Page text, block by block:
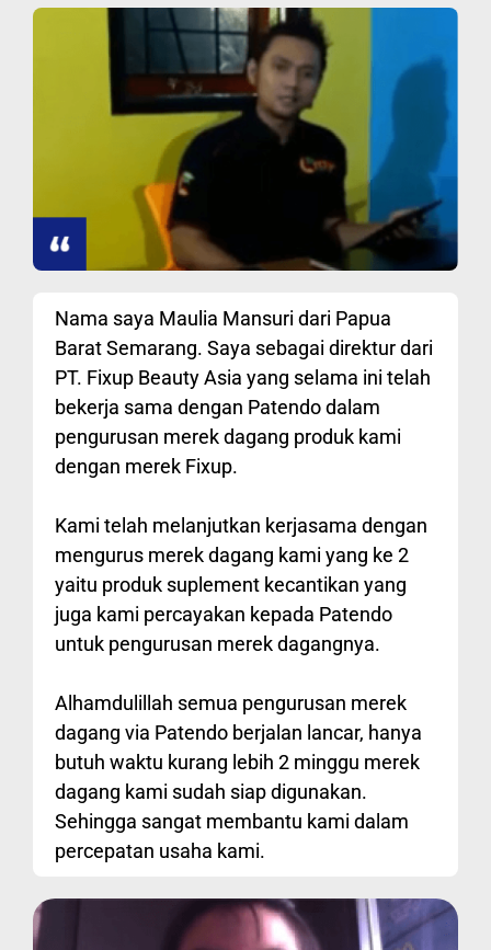
Nama saya Maulia Mansuri dari Papua
Barat Semarang. Saya sebagai direktur dari
PT. Fixup Beauty Asia yang selama ini telah
bekerja sama dengan Patendo dalam
pengurusan merek dagang produk kami
dengan merek Fixup.
Kami telah melanjutkan kerjasama dengan
mengurus merek dagang kami yang ke 2
yaitu produk suplement kecantikan yang
juga kami percayakan kepada Patendo
untuk pengurusan merek dagangnya.
Alhamdulillah semua pengurusan merek
dagang via Patendo berjalan lancar, hanya
butuh waktu kurang lebih 2 minggu merek
dagang kami sudah siap digunakan.
Sehingga sangat membantu kami dalam
percepatan usaha kami.